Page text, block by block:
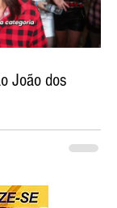
João dos